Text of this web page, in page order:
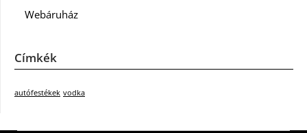
Webáruház
Címkék
autófestékek vodka